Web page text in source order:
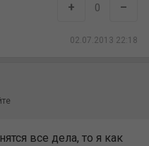
02.07.2013 22:18
+ 0 –
все дела, то я как